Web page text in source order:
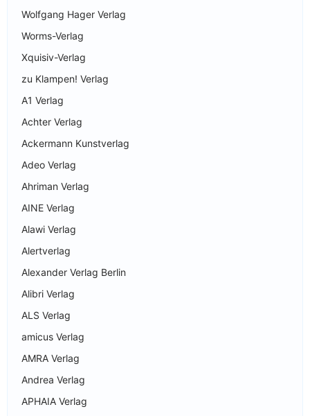
Wolfgang Hager Verlag
Worms-Verlag
Xquisiv-Verlag
zu Klampen! Verlag
A1 Verlag
Achter Verlag
Ackermann Kunstverlag
Adeo Verlag
Ahriman Verlag
AINE Verlag
Alawi Verlag
Alertverlag
Alexander Verlag Berlin
Alibri Verlag
ALS Verlag
amicus Verlag
AMRA Verlag
Andrea Verlag
APHAIA Verlag